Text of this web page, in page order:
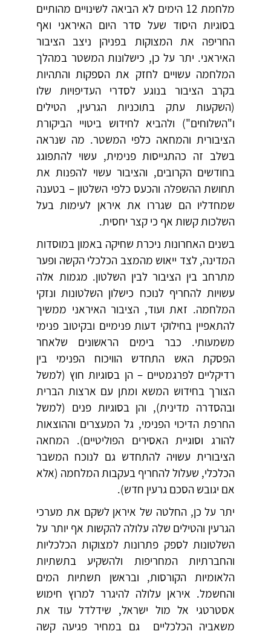
מלחמת 12 הימים לא הביאה לשינויים מהותיים
בסוגיות היסוד שעל סדר היום האיראני ואף
החריפה את המצוקות בפניהן ניצב הציבור
האיראני. יתר על כן, כישלונות המשטר במהלך
המלחמה עשויים לחזק את הספקות והתהיות
בקרב הציבור בנוגע לסדרי העדיפויות שלו
(השקעות עתק בתוכניות הגרעין, הטילים
ו"השלוחים") ולהביא לחידוש ביטויי הביקורת
הציבורית והמחאה כלפי המשטר. מה שנראה
בשלב זה כהתגייסות פנימית, עשוי להתפוגג
בחודשים הקרובים, והציבור עשוי להפנות את
תחושת ההשפלה והכעס כלפי השלטון – בטענה
שמחדליו הם שגררו את איראן לעימות בעל
השלכות קשות אף כי קצר יחסית.
בשנים האחרונות ניכרת שחיקה באמון במוסדות
המדינה, לצד ייאוש מהמצב הכלכלי הקשה ופער
מתרחב בין הציבור לבין השלטון. מגמות אלה
עשויות להחריף לנוכח כישלון השלטונות ונזקי
המלחמה. זאת ועוד, הציבור האיראני ממשיך
להתאפיין בחילוקי דעות פנימיים ובקיטוב פנימי
משמעותי. כבר בימים הראשונים שלאחר
הפסקת האש התחדש הוויכוח הפנימי בין
רדיקליים לפרגמטיים – הן בסוגיות חוץ (למשל
הצורך בחידוש המשא ומתן עם ארצות הברית
ובהסדרה מדינית), והן בסוגיות פנים (למשל
החרפת הדיכוי הפנימי, גל המעצרים וההוצאות
להורג וסוגיית האסירים הפוליטיים). המחאה
הציבורית עשויה להתחדש גם לנוכח המשבר
הכלכלי, שעלול להחריף בעקבות המלחמה (אלא
אם יגובש הסכם גרעין חדש).
יתר על כן, החלטה של איראן לשקם את מערכי
הגרעין והטילים שלה עלולה להקשות אף יותר על
השלטונות לספק פתרונות למצוקות הכלכליות
והחברתיות המחריפות ולהשקיע בתשתיות
הלאומיות הקורסות, ובראשן תשתיות המים
והחשמל. איראן עלולה להיגרר למרוץ חימוש
אסטרטגי אל מול ישראל, שידלדל עוד את
משאביה הכלכליים גם במחיר פגיעה קשה